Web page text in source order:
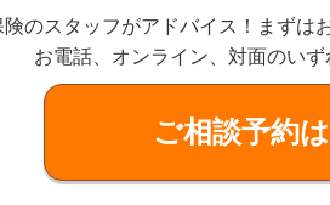
のスタッフがアドバイス！ まずは
お電話、オンライン、対面のいず
ご相談予約